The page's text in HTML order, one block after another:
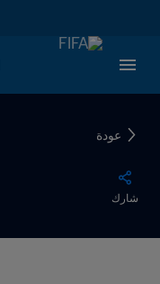
عودة
شارك